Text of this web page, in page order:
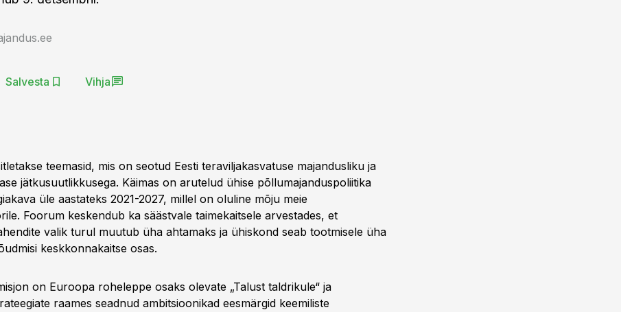
Salvesta Vihja
teemasid, mis on seotud Eesti teraviljakasvatuse majandusliku ja
jätkusuutlikkusega. Käimas on arutelud ühise põllumajanduspoliitika
üle aastateks 2021-2027, millel on oluline mõju meie
Foorum keskendub ka säästvale taimekaitsele arvestades, et
valik turul muutub üha ahtamaks ja ühiskond seab tootmisele üha
keskkonnakaitse osas.
on Euroopa roheleppe osaks olevate „Talust taldrikule“ ja
raames seadnud ambitsioonikad eesmärgid keemiliste